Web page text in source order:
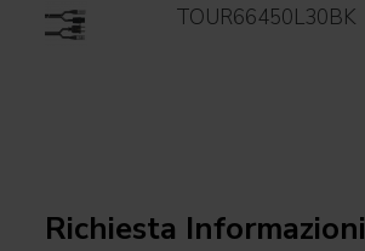
TOUR66450L30BK
Richiesta Informazioni